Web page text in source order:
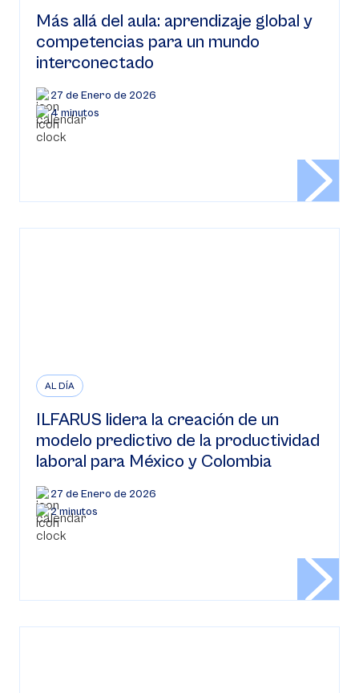
Más allá del aula: aprendizaje global y
competencias para un mundo
interconectado
27 de Enero de 2026
4 minutos
AL DÍA
ILFARUS lidera la creación de un
modelo predictivo de la productividad
laboral para México y Colombia
27 de Enero de 2026
2 minutos